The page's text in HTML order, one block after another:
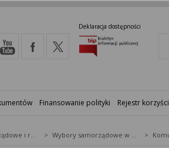
Deklaracja dostępności
Finansowanie polityki Rejestr korzyści
Wybory samorządowe i referenda lokalne Wybory samorządowe w 2018&nbsp;r.